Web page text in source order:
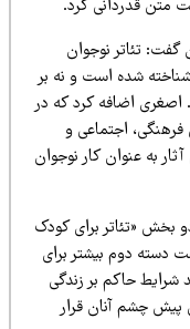
کرد.
نوجوان
شده است و نه بر
کرد که در
اجتماعی و
عنوان کار نوجوان
«تئاتر برای کودک
دوم بیشتر برای
حاکم بر زندگی
آنان قرار